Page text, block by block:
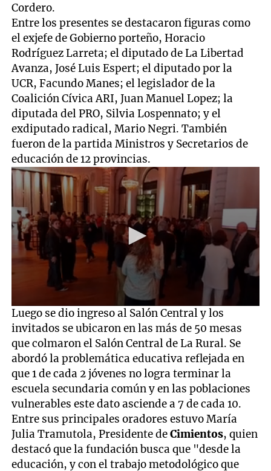
Cordero.
Entre los presentes se destacaron figuras como
el exjefe de Gobierno porteño, Horacio
Rodríguez Larreta; el diputado de La Libertad
Avanza, José Luis Espert; el diputado por la
UCR, Facundo Manes; el legislador de la
Coalición Cívica ARI, Juan Manuel Lopez; la
diputada del PRO, Silvia Lospennato; y el
exdiputado radical, Mario Negri. También
fueron de la partida Ministros y Secretarios de
educación de 12 provincias.
0
seconds
of
16
seconds
Luego se dio ingreso al Salón Central y los
invitados se ubicaron en las más de 50 mesas
que colmaron el Salón Central de La Rural. Se
abordó la problemática educativa reflejada en
que 1 de cada 2 jóvenes no logra terminar la
escuela secundaria común y en las poblaciones
vulnerables este dato asciende a 7 de cada 10.
Entre sus principales oradores estuvo María
Julia Tramutola, Presidente deCimientos, quien
destacó que la fundación busca que "desde la
educación, y con el trabajo metodológico que